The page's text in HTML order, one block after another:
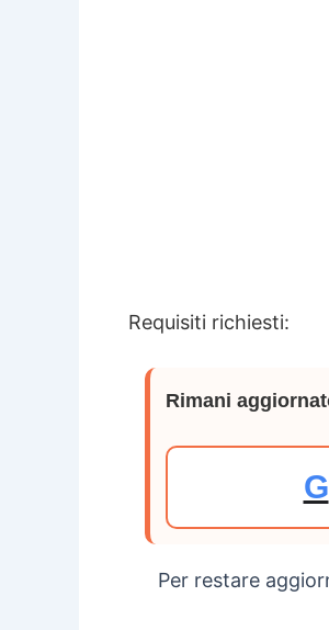
Requisiti richiesti:
Rimani
G
Per restare